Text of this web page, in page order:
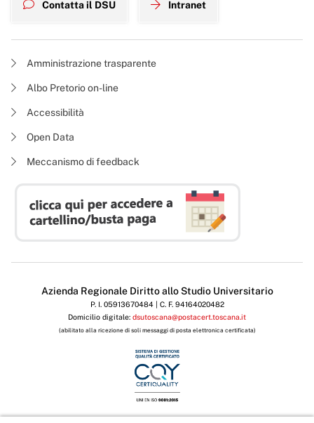
Contatta il DSU Intranet
Amministrazione trasparente
Albo Pretorio on-line
Accessibilità
Open Data
Meccanismo di feedback
Azienda Regionale Diritto allo Studio Universitario
P. I. 05913670484 | C. F. 94164020482
Domicilio digitale: dsutoscana@postacert.toscana.it
(abilitato alla ricezione di soli messaggi di posta elettronica certificata)